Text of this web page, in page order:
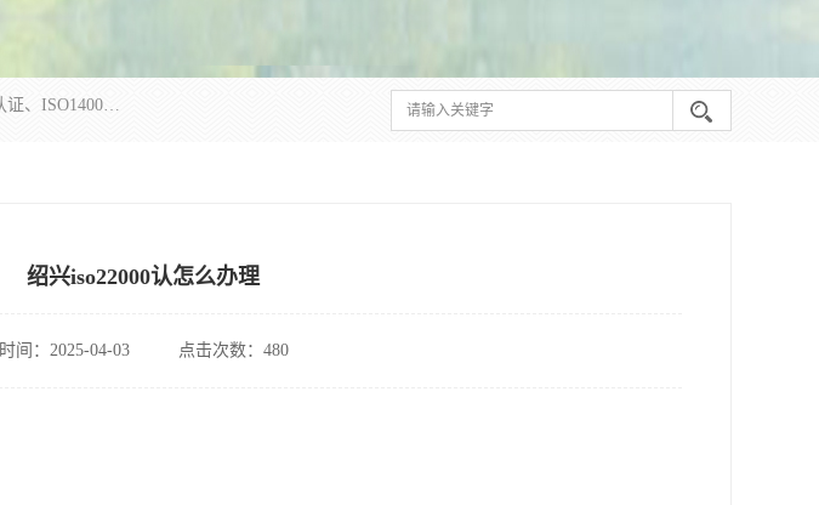
杭州贝安企业管理有限公司主营：ISO9000、ISO9000认证、ISO9001认证、ISO14000认证、ISO14001认证等系列企业认证服务。
绍兴iso22000认怎么办理
时间：2025-04-03 点击次数：480